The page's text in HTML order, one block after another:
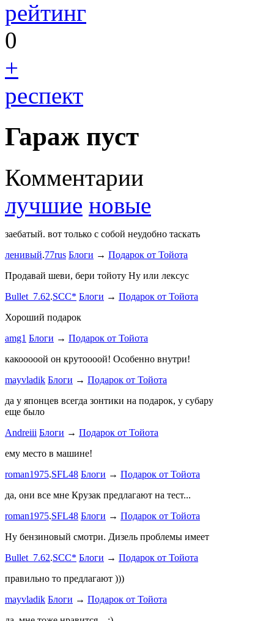
рейтинг
0
+
респект
Гараж пуст
Комментарии
лучшие новые
заебатый. вот только с собой неудобно таскать
ленивый.77rus Блоги → Подарок от Тойота
Продавай шеви, бери тойоту Ну или лексус
Bullet_7.62.SCC* Блоги → Подарок от Тойота
Хороший подарок
amg1 Блоги → Подарок от Тойота
какооооой он крутоооой! Особенно внутри!
mayvladik Блоги → Подарок от Тойота
да у японцев всегда зонтики на подарок, у субару
еще было
Andreiii Блоги → Подарок от Тойота
ему место в машине!
roman1975.SFL48 Блоги → Подарок от Тойота
да, они все мне Крузак предлагают на тест...
roman1975.SFL48 Блоги → Подарок от Тойота
Ну бензиновый смотри. Дизель проблемы имеет
Bullet_7.62.SCC* Блоги → Подарок от Тойота
правильно то предлагают )))
mayvladik Блоги → Подарок от Тойота